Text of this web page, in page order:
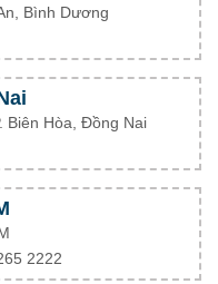
Bình Dương
Biên Hòa, Đồng Nai
2222